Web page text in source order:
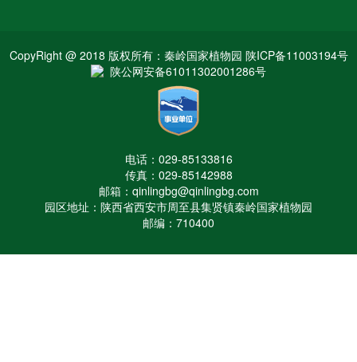
CopyRight @ 2018 版权所有：秦岭国家植物园 陕ICP备11003194号
陕公网安备61011302001286号
电话：029-85133816
传真：029-85142988
邮箱：qinlingbg@qinlingbg.com
园区地址：陕西省西安市周至县集贤镇秦岭国家植物园
邮编：710400